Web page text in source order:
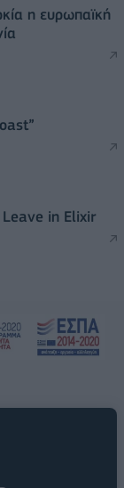
η ευρωπαϊκή
in Elixir